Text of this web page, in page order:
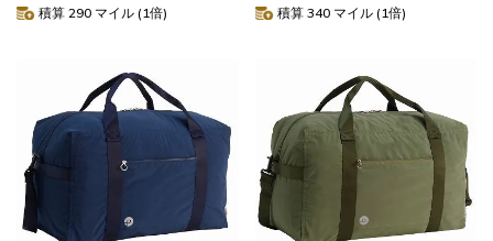
積算 290 マイル (1倍) 積算 340 マイル (1倍)